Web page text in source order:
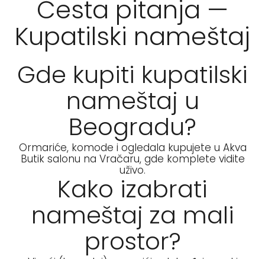
Česta pitanja —
Kupatilski nameštaj
Gde kupiti kupatilski
nameštaj u
Beogradu?
Ormariće, komode i ogledala kupujete u Akva
Butik salonu na Vračaru, gde komplete vidite
uživo.
Kako izabrati
nameštaj za mali
prostor?